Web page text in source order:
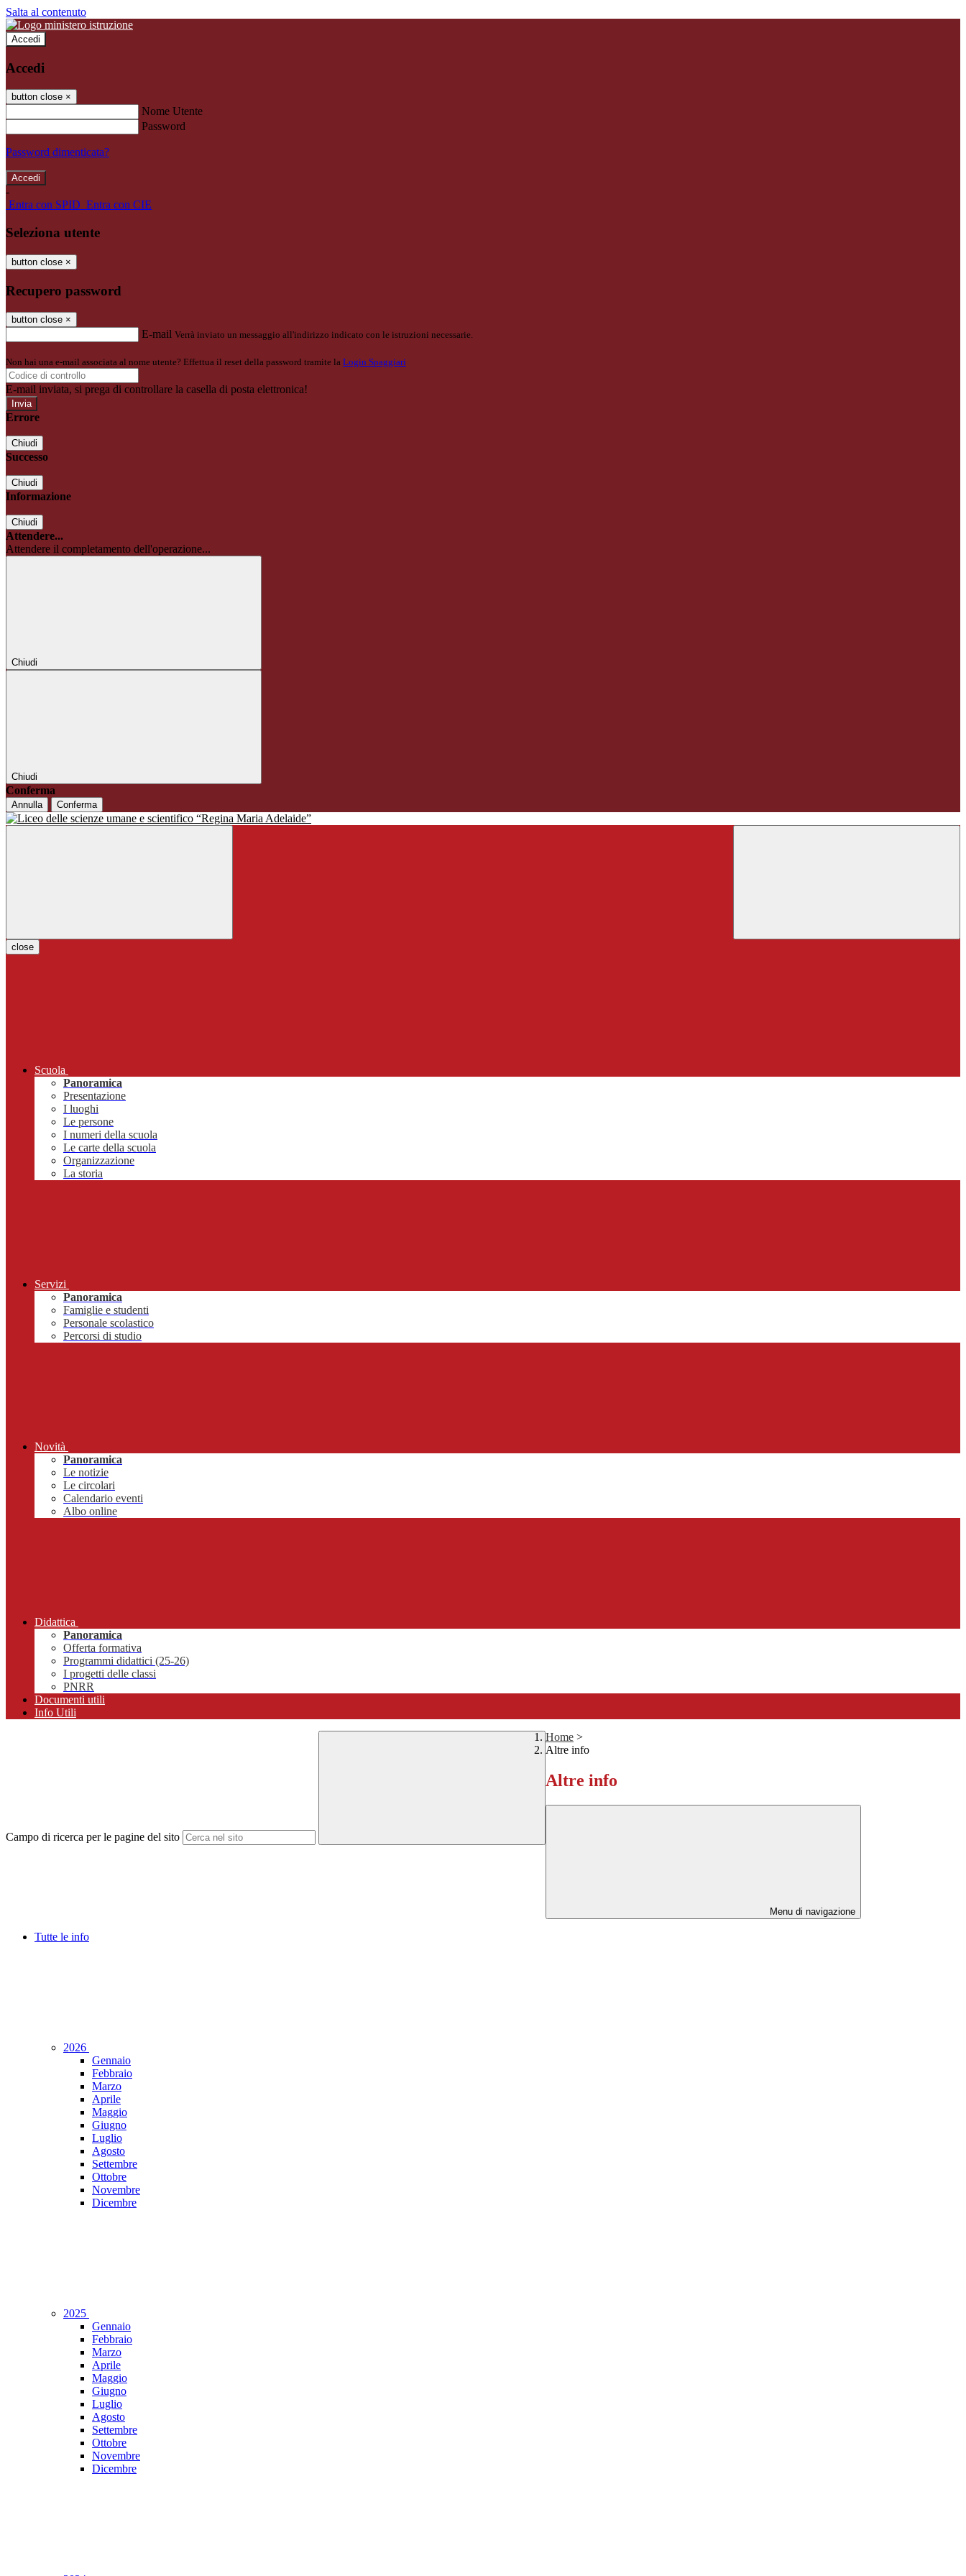
Salta al contenuto
Accedi
Accedi
button close ×
Nome Utente
Password
Password dimenticata?
-
Entra con SPID Entra con CIE
Seleziona utente
button close ×
Recupero password
button close ×
E-mail Verrà inviato un messaggio all'indirizzo indicato con le istruzioni necessarie.
Non hai una e-mail associata al nome utente? Effettua il reset della password tramite la Login Spaggiari
E-mail inviata, si prega di controllare la casella di posta elettronica!
Errore
Chiudi
Successo
Chiudi
Informazione
Chiudi
Attendere...
Attendere il completamento dell'operazione...
Chiudi
Chiudi
Conferma
Annulla Conferma
close
Scuola
Panoramica
Presentazione
I luoghi
Le persone
I numeri della scuola
Le carte della scuola
Organizzazione
La storia
Servizi
Panoramica
Famiglie e studenti
Personale scolastico
Percorsi di studio
Novità
Panoramica
Le notizie
Le circolari
Calendario eventi
Albo online
Didattica
Panoramica
Offerta formativa
Programmi didattici (25-26)
I progetti delle classi
PNRR
Documenti utili
Info Utili
Campo di ricerca per le pagine del sito
Home >
Altre info
Altre info
Menu di navigazione
Tutte le info
2026
Gennaio
Febbraio
Marzo
Aprile
Maggio
Giugno
Luglio
Agosto
Settembre
Ottobre
Novembre
Dicembre
2025
Gennaio
Febbraio
Marzo
Aprile
Maggio
Giugno
Luglio
Agosto
Settembre
Ottobre
Novembre
Dicembre